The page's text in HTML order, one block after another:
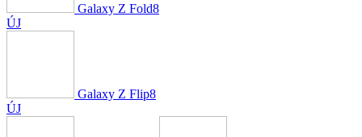
Galaxy Z Fold8
ÚJ
Galaxy Z Flip8
ÚJ